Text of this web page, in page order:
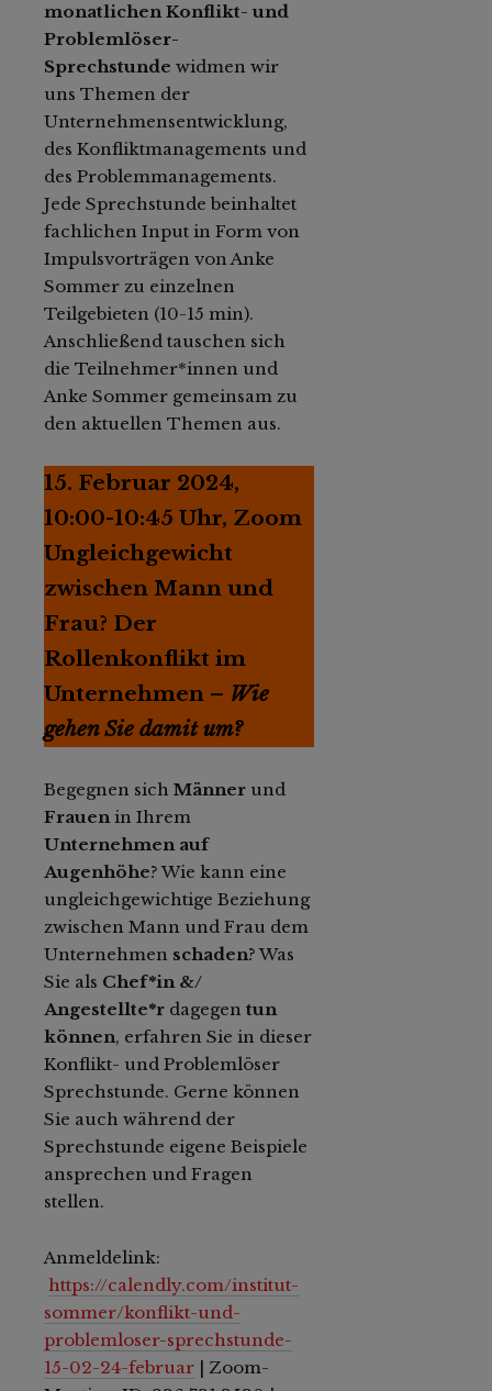
monatlichen Konflikt- und
Problemlöser-
Sprechstunde widmen wir
uns Themen der
Unternehmensentwicklung,
des Konfliktmanagements und
des Problemmanagements.
Jede Sprechstunde beinhaltet
fachlichen Input in Form von
Impulsvorträgen von Anke
Sommer zu einzelnen
Teilgebieten (10-15 min).
Anschließend tauschen sich
die Teilnehmer*innen und
Anke Sommer gemeinsam zu
den aktuellen Themen aus.
15. Februar 2024,
10:00-10:45 Uhr, Zoom
Ungleichgewicht
zwischen Mann und
Frau? Der
Rollenkonflikt im
Unternehmen – Wie
gehen Sie damit um?
Begegnen sich Männer und
Frauenin Ihrem
Unternehmen auf
Augenhöhe? Wie kann eine
ungleichgewichtige Beziehung
zwischen Mann und Frau dem
Unternehmen schaden? Was
Sie als Chef*in &/
Angestellte*r dagegen tun
können, erfahren Sie in dieser
Konflikt- und Problemlöser
Sprechstunde. Gerne können
Sie auch während der
Sprechstunde eigene Beispiele
ansprechen und Fragen
stellen.
Anmeldelink:
https://calendly.com/institut-
sommer/konflikt-und-
problemloser-sprechstunde-
15-02-24-februar | Zoom-